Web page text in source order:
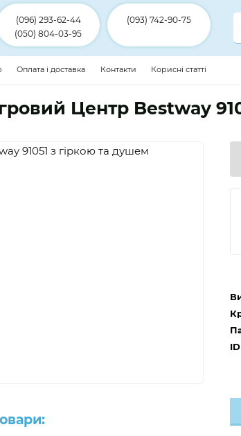
(096) 293-62-44
(050) 804-03-95
(093) 742-90-75
Оплата і доставка Контакти Корисні статті
Центр Bestway